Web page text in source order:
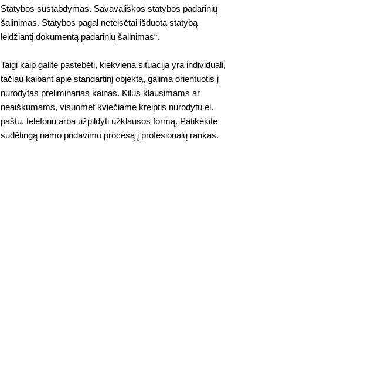
Statybos sustabdymas. Savavališkos statybos padarinių
šalinimas. Statybos pagal neteisėtai išduotą statybą
leidžiantį dokumentą padarinių šalinimas“.
Taigi kaip galite pastebėti, kiekviena situacija yra individuali,
tačiau kalbant apie standartinį objektą, galima orientuotis į
nurodytas preliminarias kainas. Kilus klausimams ar
neaiškumams, visuomet kviečiame kreiptis nurodytu el.
paštu, telefonu arba užpildyti užklausos formą. Patikėkite
sudėtingą namo pridavimo procesą į profesionalų rankas.